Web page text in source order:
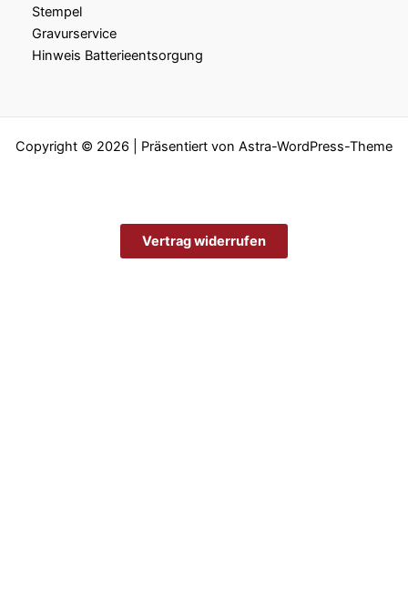
Stempel
Gravurservice
Hinweis Batterieentsorgung
Copyright © 2026 | Präsentiert von Astra-WordPress-Theme
Vertrag widerrufen